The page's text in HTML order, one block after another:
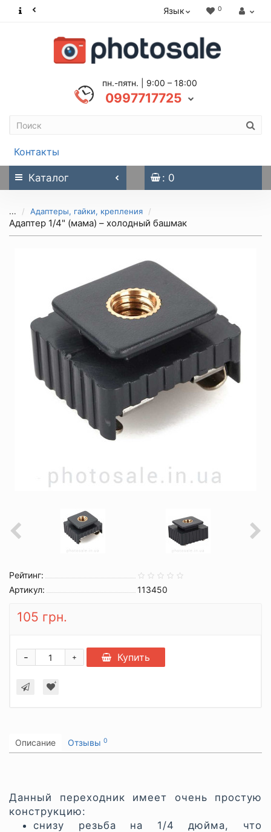
Язык 0
пн.-пятн. | 9:00 – 18:00
0997717725
Контакты
Каталог : 0
... Адаптеры, гайки, крепления
Адаптер 1/4" (мама) – холодный башмак
Рейтинг:
Артикул:
113450
105 грн.
+
- Купить
Описание Отзывы 0
Данный переходник имеет очень простую
конструкцию:
снизу резьба на 1/4 дюйма, что